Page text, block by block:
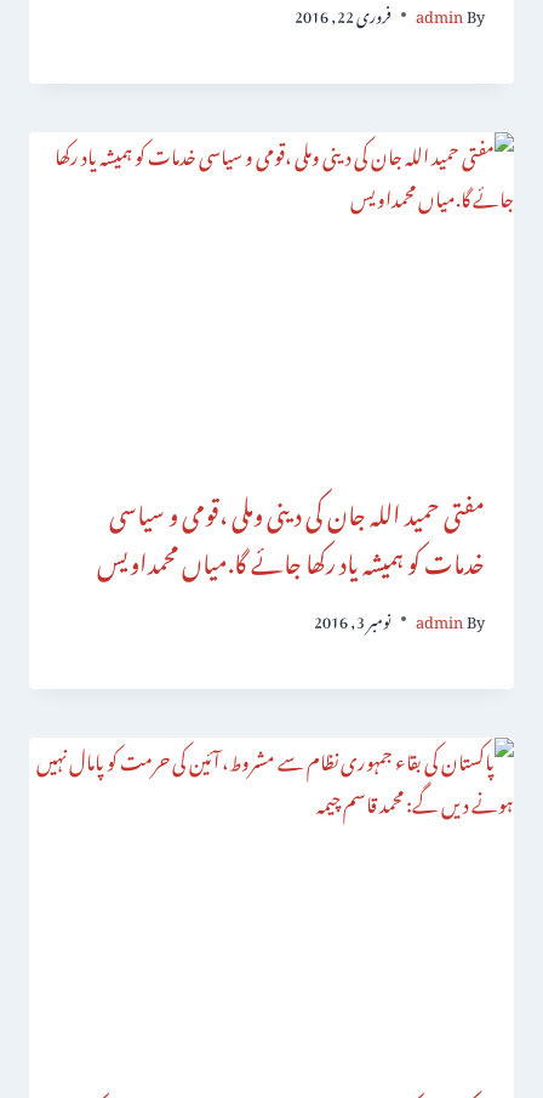
By
admin فروری 22, 2016
مفتی حمید اللہ جان کی دینی وملی ،قومی و سیاسی
خدمات کو ہمیشہ یاد رکھا جائے گا.میاں محمداویس
By
admin نومبر 3, 2016